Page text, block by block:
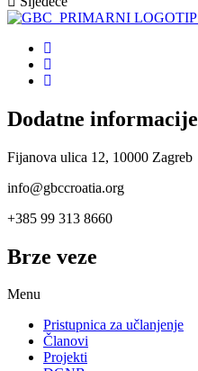
Dodatne informacije
Fijanova ulica 12, 10000 Zagreb
info@gbccroatia.org
+385 99 313 8660
Brze veze
Menu
Pristupnica za učlanjenje
Članovi
Projekti